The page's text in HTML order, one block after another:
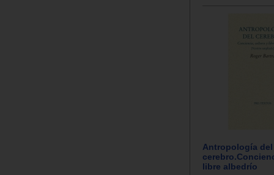
Antropología del
libre albedrío